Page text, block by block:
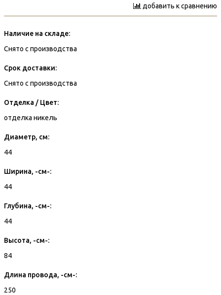
добавить к сравнению
Наличие на складе:
Снято с производства
Срок доставки:
Снято с производства
Отделка / Цвет:
отделка никель
Диаметр, см:
44
Ширина, -см-:
44
Глубина, -см-:
44
Высота, -см-:
84
Длина провода, -см-:
250